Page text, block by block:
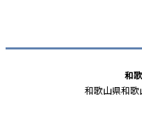
和
和歌山県和歌